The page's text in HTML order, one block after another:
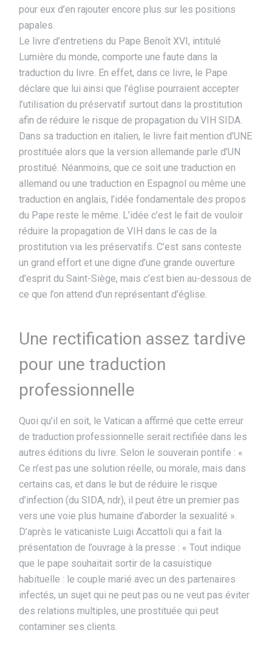
pour eux d’en rajouter encore plus sur les positions
papales.
Le livre d’entretiens du Pape Benoît XVI, intitulé
Lumière du monde, comporte une faute dans la
traduction du livre. En effet, dans ce livre, le Pape
déclare que lui ainsi que l’église pourraient accepter
l’utilisation du préservatif surtout dans la prostitution
afin de réduire le risque de propagation du VIH SIDA.
Dans sa traduction en italien, le livre fait mention d’UNE
prostituée alors que la version allemande parle d’UN
prostitué. Néanmoins, que ce soit une traduction en
allemand ou une traduction en Espagnol ou même une
traduction en anglais, l’idée fondamentale des propos
du Pape reste le même. L’idée c’est le fait de vouloir
réduire la propagation de VIH dans le cas de la
prostitution via les préservatifs. C’est sans conteste
un grand effort et une digne d’une grande ouverture
d’esprit du Saint-Siège, mais c’est bien au-dessous de
ce que l’on attend d’un représentant d’église.
Une rectification assez tardive
pour une traduction
professionnelle
Quoi qu’il en soit, le Vatican a affirmé que cette erreur
de traduction professionnelle serait rectifiée dans les
autres éditions du livre. Selon le souverain pontife : «
Ce n’est pas une solution réelle, ou morale, mais dans
certains cas, et dans le but de réduire le risque
d’infection (du SIDA, ndr), il peut être un premier pas
vers une voie plus humaine d’aborder la sexualité ».
D’après le vaticaniste Luigi Accattoli qui a fait la
présentation de l’ouvrage à la presse : « Tout indique
que le pape souhaitait sortir de la casuistique
habituelle : le couple marié avec un des partenaires
infectés, un sujet qui ne peut pas ou ne veut pas éviter
des relations multiples, une prostituée qui peut
contaminer ses clients.